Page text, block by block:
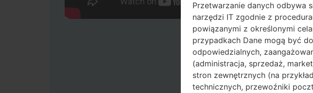
Przetwarzanie danych odbywa
narzędzi IT zgodnie z
powiązanymi z określonymi
przypadkach Dane mogą być
odpowiedzialnych,
(administracja, sprzedaż,
stron zewnętrznych (na
technicznych, przewoźniki